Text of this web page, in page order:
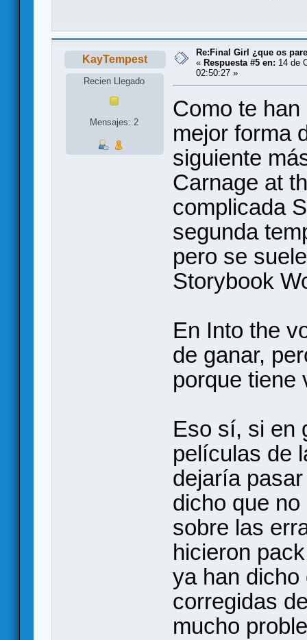
KayTempest
Recien Llegado
Mensajes: 2
Re:Final Girl ¿que os
« Respuesta #5 en: 14 de
02:50:27 »
Como te
mejor forma
siguiente
Carnage at
complicada
segunda
pero se
Storybook
En Into the
de ganar,
porque tiene
Eso sí, si en
películas de
dejaría
dicho que
sobre las
hicieron
ya han
corregidas
mucho